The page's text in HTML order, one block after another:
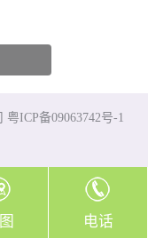
ICP备09063742号-1
电话